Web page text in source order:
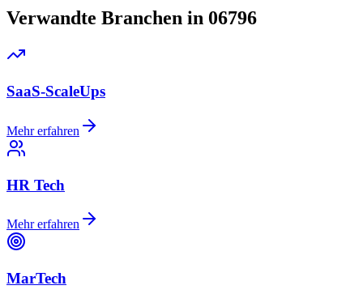
Verwandte Branchen in 06796
SaaS-ScaleUps
Mehr erfahren
HR Tech
Mehr erfahren
MarTech